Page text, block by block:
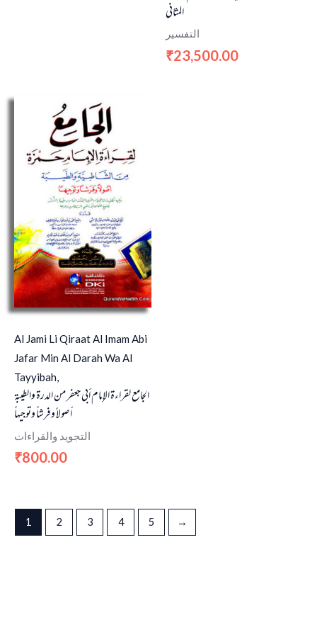
المثاني
التفسير
₹23,500.00
Al Jami Li Qiraat Al Imam Abi
Jafar Min Al Darah Wa Al
Tayyibah,
الجامع لقراءة الإمام أبي جعفر من الدرة والطيبة
أصولاً وفرشاً وتوجيهاً
التجويد والقراءات
₹800.00
1 2 3 4 5 →